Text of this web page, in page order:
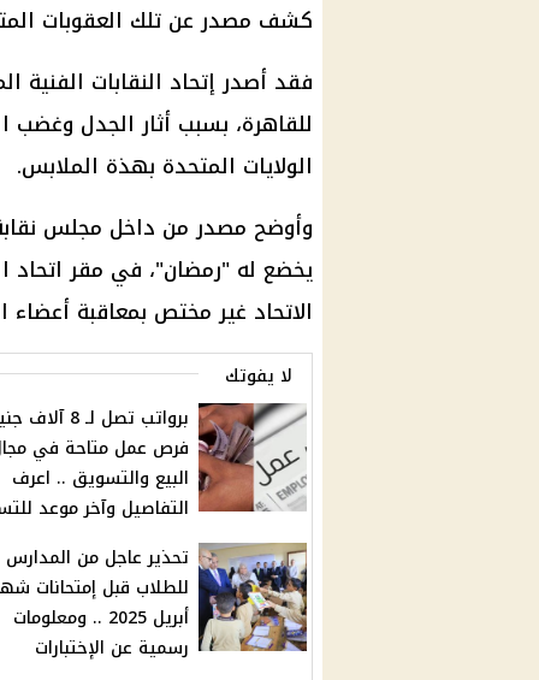
كشف مصدر عن تلك العقوبات
فقد أصدر إتحاد النقابات
للقاهرة، بسبب أثار الجدل
الولايات المتحدة بهذة الملابس.
وأوضح مصدر من داخل مجلس
يخضع له "رمضان"، في مقر اتحاد
الاتحاد غير مختص بمعاقبة أعضاء
لا يفوتك
برواتب تصل لـ 8
فرص عمل متاحة في
البيع والتسويق .. اعرف
التفاصيل وآخر موعد
تحذير عاجل من المدارس
للطلاب قبل إمتحانات
أبريل 2025 .. ومعلومات
رسمية عن الإختبارات